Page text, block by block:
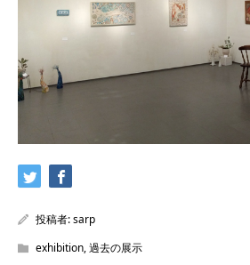
投稿者:sarp
exhibition,過去の展示